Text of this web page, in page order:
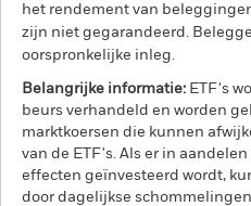
het rendement van
zijn niet gegarandeerd.
oorspronkelijke inleg.
Belangrijke informatie: ETF's
beurs verhandeld en worden
marktkoersen die kunnen
van de ETF's. Als er in
effecten geïnvesteerd wordt,
door dagelijkse